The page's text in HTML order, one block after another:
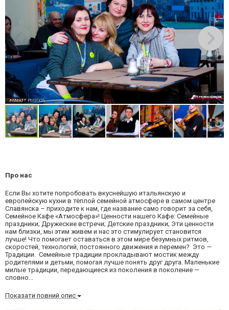
Про нас
Если Вы хотите попробовать вкуснейшую итальянскую и
европейскую кухни в тёплой семейной атмосфере в самом центре
Славянска – приходите к нам, где название само говорит за себя,
Семейное Кафе «Атмосфера»! Ценности нашего Кафе: Семейные
праздники; Дружеские встречи; Детские праздники; Эти ценности
нам близки, мы этим живем и нас это стимулирует становится
лучше! Что помогает оставаться в этом мире безумных ритмов,
скоростей, технологий, постоянного движения и перемен? Это —
Традиции. Семейные традиции прокладывают мостик между
родителями и детьми, помогая лучше понять друг друга. Маленькие
милые традиции, передающиеся из поколения в поколение —
словно...
Показати повний опис